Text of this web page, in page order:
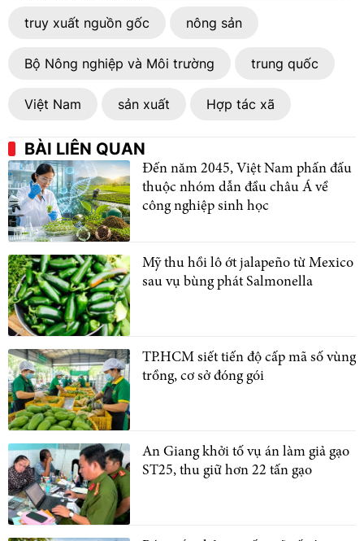
truy xuất nguồn gốc
nông sản
Bộ Nông nghiệp và Môi trường trung quốc
Việt Nam sản xuất Hợp tác xã
BÀI LIÊN QUAN
Đến năm 2045, Việt Nam phấn đấu
thuộc nhóm dẫn đầu châu Á về
công nghiệp sinh học
Mỹ thu hồi lô ớt jalapeño từ Mexico
sau vụ bùng phát Salmonella
TP.HCM siết tiến độ cấp mã số vùng
trồng, cơ sở đóng gói
An Giang khởi tố vụ án làm giả gạo
ST25, thu giữ hơn 22 tấn gạo